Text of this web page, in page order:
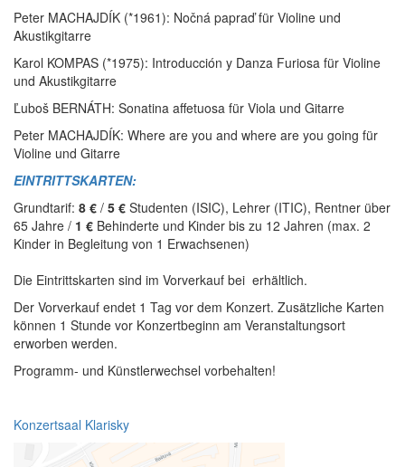
Peter MACHAJDÍK (*1961): Nočná papraď für Violine und
Akustikgitarre
Karol KOMPAS (*1975): Introducción y Danza Furiosa für Violine
und Akustikgitarre
Ľuboš BERNÁTH: Sonatina affetuosa für Viola und Gitarre
Peter MACHAJDÍK: Where are you and where are you going für
Violine und Gitarre
EINTRITTSKARTEN:
Grundtarif: 8 € / 5 € Studenten (ISIC), Lehrer (ITIC), Rentner über
65 Jahre / 1 € Behinderte und Kinder bis zu 12 Jahren (max. 2
Kinder in Begleitung von 1 Erwachsenen)
Die Eintrittskarten sind im Vorverkauf bei erhältlich.
Der Vorverkauf endet 1 Tag vor dem Konzert. Zusätzliche Karten
können 1 Stunde vor Konzertbeginn am Veranstaltungsort
erworben werden.
Programm- und Künstlerwechsel vorbehalten!
Konzertsaal Klarisky